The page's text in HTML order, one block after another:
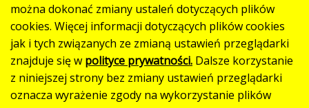
Polityka prywatności
Klauzula RODO
Deklaracja dostępności
Mapa strony
można dokonać zmiany ustaleń dotyczących plików
cookies. Więcej informacji dotyczących plików cookies
jak i tych związanych ze zmianą ustawień przeglądarki
znajduje się w polityce prywatności. Dalsze korzystanie
z niniejszej strony bez zmiany ustawień przeglądarki
oznacza wyrażenie zgody na wykorzystanie plików